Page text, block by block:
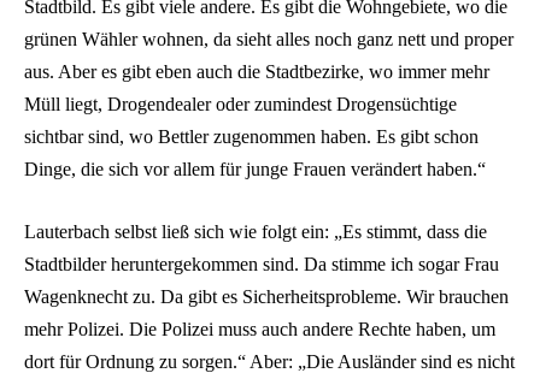
Stadtbild. Es gibt viele andere. Es gibt die Wohngebiete, wo die
grünen Wähler wohnen, da sieht alles noch ganz nett und proper
aus. Aber es gibt eben auch die Stadtbezirke, wo immer mehr
Müll liegt, Drogendealer oder zumindest Drogensüchtige
sichtbar sind, wo Bettler zugenommen haben. Es gibt schon
Dinge, die sich vor allem für junge Frauen verändert haben.“
Lauterbach selbst ließ sich wie folgt ein: „Es stimmt, dass die
Stadtbilder heruntergekommen sind. Da stimme ich sogar Frau
Wagenknecht zu. Da gibt es Sicherheitsprobleme. Wir brauchen
mehr Polizei. Die Polizei muss auch andere Rechte haben, um
dort für Ordnung zu sorgen.“ Aber: „Die Ausländer sind es nicht